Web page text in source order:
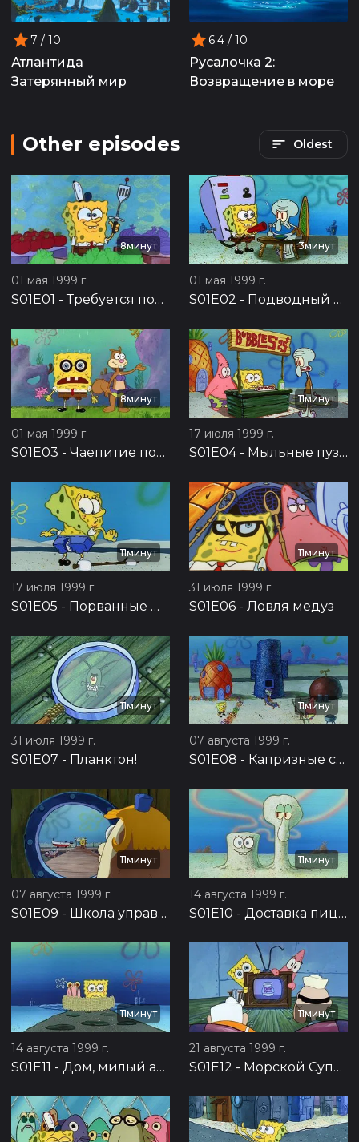
7 / 10
Атлантида
Затерянный мир
6.4 / 10
Русалочка 2:
Возвращение в море
Other episodes Oldest
8минут
01 мая 1999 г.
S01E01 - Требуется помощник
3минут
01 мая 1999 г.
S01E02 - Подводный пылесос
8минут
01 мая 1999 г.
S01E03 - Чаепитие под куполом
11минут
17 июля 1999 г.
S01E04- Мыльные пузыри
11минут
17 июля 1999 г.
S01E05 - Порванные штаны
11минут
31 июля 1999 г.
S01E06 - Ловля медуз
11минут
31 июля 1999 г.
S01E07 - Планктон!
11минут
07 августа 1999 г.
S01E08 - Капризные соседи
11минут
07 августа 1999 г.
S01E09 - Школа управления катерами
11минут
14 августа 1999 г.
S01E10 - Доставка пиццы
11минут
14 августа 1999 г.
S01E11 - Дом, милый ананас
11минут
21 августа 1999 г.
S01E12 - Морской Супермен и Очкарик